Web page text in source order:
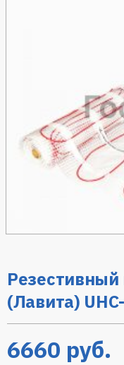
Резестивный
(Лавита)
6660 руб.